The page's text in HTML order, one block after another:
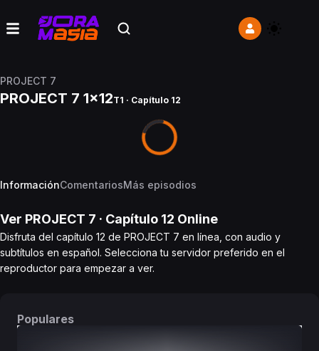
PROJECT 7
PROJECT 7 1x12T1 · Capítulo 12
InformaciónComentariosMás episodios
Ver PROJECT 7 · Capítulo 12 Online
Disfruta del capítulo 12 de PROJECT 7 en línea, con audio y
subtítulos en español. Selecciona tu servidor preferido en el
reproductor para empezar a ver.
Populares